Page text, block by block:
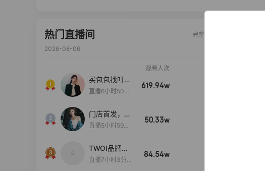
热门直播间
完整榜单
2026-08-06
观看人次
买包包找叮
当,一折购！
直播6小时50分
619.94w
门店首发，秋
款大上新！！
直播5小时59分
50.33w
TWOI品牌直
播间新款上
直播7小时3分5
84.54w